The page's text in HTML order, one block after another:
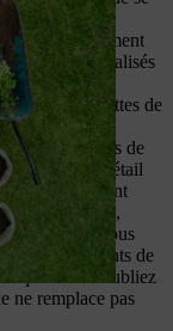
sur des
systématiquement
tous travaux réalisés
des lunettes de
gants, etc.
pour plus de
en détail
de marche avant
sur demande,
utilisation et vous
des vêtements de
N’oubliez
ne remplace pas